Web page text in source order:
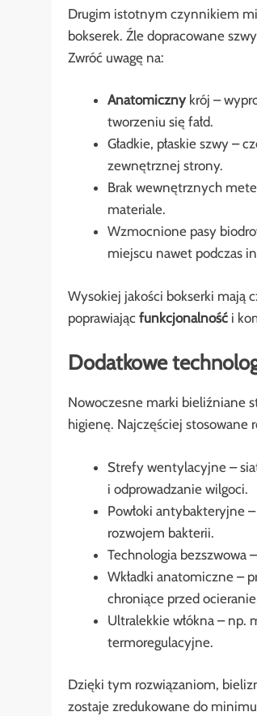
Drugim istotnym czynnikiem
bokserek. Źle dopracowane
Zwróć uwagę na:
Anatomicznykrój –
tworzeniu się fałd.
Gładkie, płaskie szwy –
zewnętrznej strony.
Brak wewnętrznych
materiale.
Wzmocnione pasy
miejscu nawet podczas
Wysokiej jakości bokserki mają
poprawiając funkcjonalność i
Dodatkowe
Nowoczesne marki bieliźniane
higienę. Najczęściej stosowane
Strefy wentylacyjne –
i odprowadzanie wilgoci.
Powłoki antybakteryjne
rozwojem bakterii.
Technologia bezszwowa
Wkładki anatomiczne –
chroniące przed
Ultralekkie włókna – np.
termoregulacyjne.
Dzięki tym rozwiązaniom,
zostaje zredukowane do